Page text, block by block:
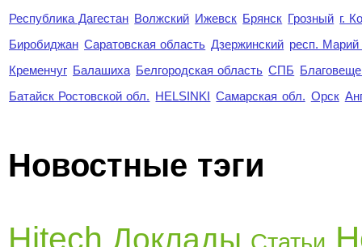
Республика Дагестан Волжский Ижевск Брянск Грозный г.
Биробиджан Саратовская область Дзержинский респ.
Кременчуг Балашиха Белгородская область СПБ
Батайск Ростовской обл. HELSINKI Самарская обл. Орск
Новостные тэги
Hitech Доклады